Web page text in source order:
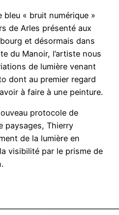
bleu « bruit numérique »
de Arles présenté aux
et désormais dans
du Manoir, l’artiste nous
de lumière venant
dont au premier regard
à faire à une peinture.
protocole de
paysages, Thierry
de la lumière en
visibilité par le prisme de